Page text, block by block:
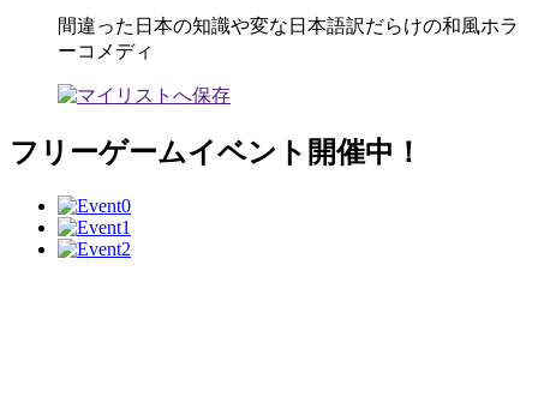
間違った日本の知識や変な日本語訳だらけの和風ホラ
ーコメディ
フリーゲームイベント開催中！